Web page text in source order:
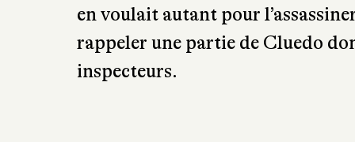
en voulait autant pour
rappeler une partie de Cluedo
inspecteurs.